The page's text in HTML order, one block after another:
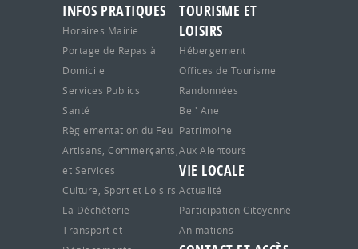
INFOS PRATIQUES
Horaires Mairie
Portage de Repas à
Domicile
Services Publics
Santé
Règlementation du Feu
Artisans, Commerçants,
et Services
Culture, Sport et Loisirs
La Déchèterie
Transport et
TOURISME ET
LOISIRS
Hébergement
Offices de Tourisme
Randonnées
Bel' Ane
Patrimoine
Aux Alentours
VIE LOCALE
Actualité
Participation Citoyenne
Animations